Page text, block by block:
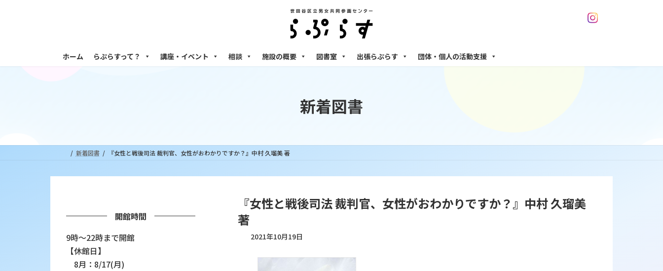
へ
ョ
ホーム らぷらすって？ 講座・イベント 相談 施設の概要 図書室 出張らぷらす 団体・個人の活動支援
新着図書
新着図書 『女性と戦後司法 裁判官、女性がおわかりですか？』中村 久瑠美 著
『女性と戦後司法 裁判官、女性がおわかりですか？』中村 久瑠美
著
2021年10月19日
開館時間
9時～22時まで開館
【休館日】
8月：8/17(月)